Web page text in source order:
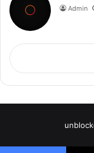
Admin